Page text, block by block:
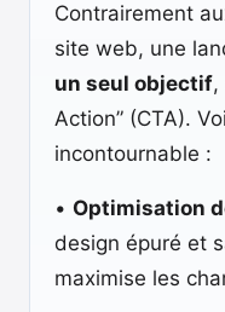
Contrairement
site web, une
un seul objectif,
Action” (CTA).
incontournable :
• Optimisation
design épuré et
maximise les